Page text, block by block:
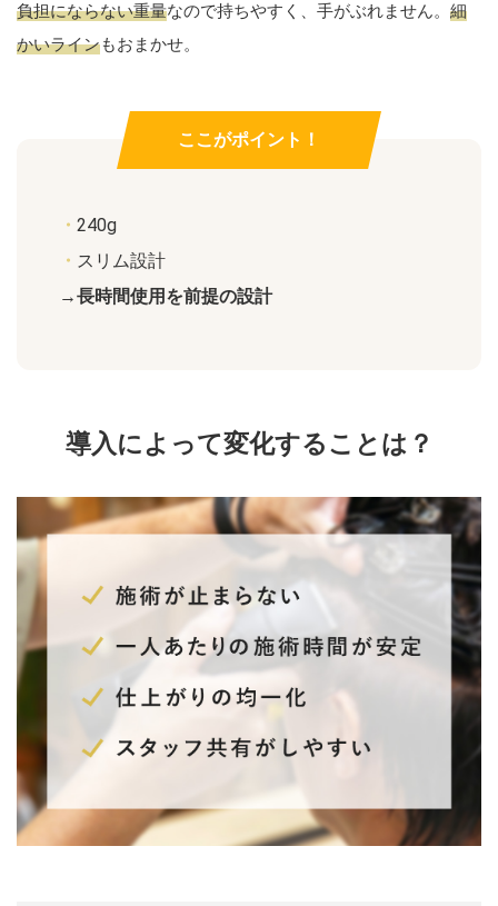
負担にならない重量なので持ちやすく、手がぶれません。 細
かいラインもおまかせ。
ここがポイント！
・ 240g
・ スリム設計
→長時間使用を前提の設計
導入によって変化することは？